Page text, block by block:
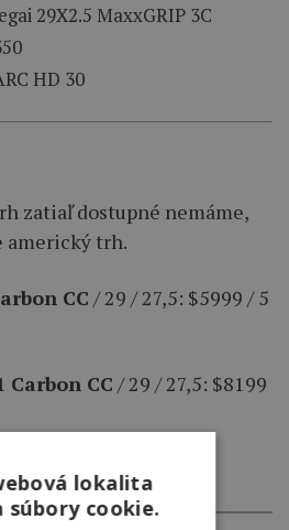
29X2.5 MaxxGRIP 3C
HD 30
zatiaľ dostupné nemáme,
americký trh.
CC / 29 / 27,5: $5999 / 5
Carbon CC / 29 / 27,5: $8199
– $3699 / 3260 €
lokalita
súbory cookie.